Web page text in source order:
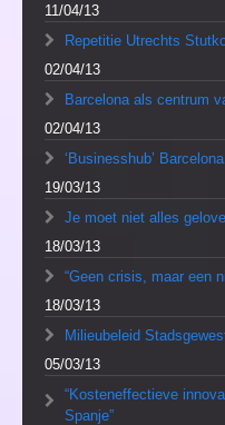
11/04/13
Repetitie Utrechts
02/04/13
Barcelona als centrum
02/04/13
‘Businesshub’ Barcelona
19/03/13
Je moet niet alles
18/03/13
“Geen crisis, maar een
18/03/13
Milieubeleid
05/03/13
“Kosteneffectieve
Spanje”